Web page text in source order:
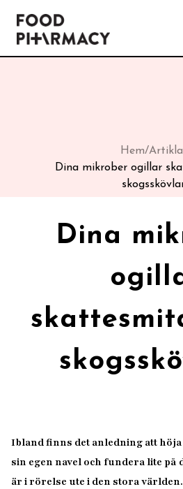
Hem/
Dina mikrober ogillar
Dina
Ibland finns det anledning att
sin egen navel och fundera lite
är i rörelse ute i den stora